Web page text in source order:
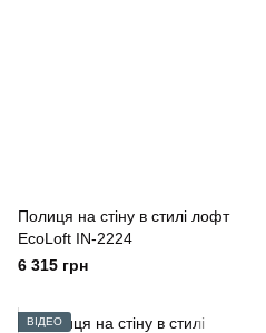
Полиця на стіну в стилі лофт
EcoLoft IN-2224
6 315 грн
ВІДЕО